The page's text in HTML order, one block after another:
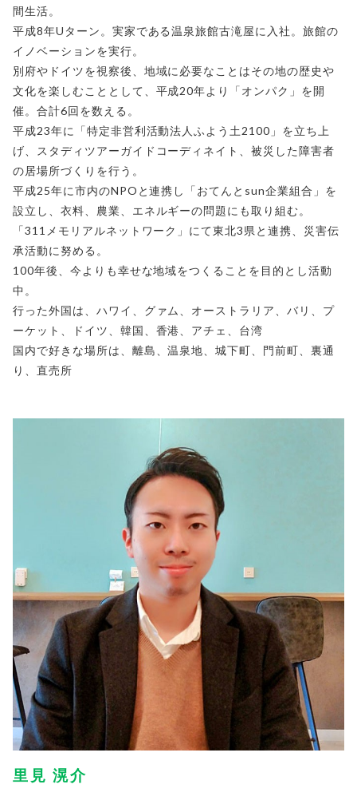
間生活。
平成8年Uターン。実家である温泉旅館古滝屋に入社。旅館の
イノベーションを実行。
別府やドイツを視察後、地域に必要なことはその地の歴史や
文化を楽しむこととして、平成20年より「オンパク」を開
催。合計6回を数える。
平成23年に「特定非営利活動法人ふよう土2100」を立ち上
げ、スタディツアーガイドコーディネイト、被災した障害者
の居場所づくりを行う。
平成25年に市内のNPOと連携し「おてんとsun企業組合」を
設立し、衣料、農業、エネルギーの問題にも取り組む。
「311メモリアルネットワーク」にて東北3県と連携、災害伝
承活動に努める。
100年後、今よりも幸せな地域をつくることを目的とし活動
中。
行った外国は、ハワイ、グァム、オーストラリア、バリ、プ
ーケット、ドイツ、韓国、香港、アチェ、台湾
国内で好きな場所は、離島、温泉地、城下町、門前町、裏通
り、直売所
里見 滉介